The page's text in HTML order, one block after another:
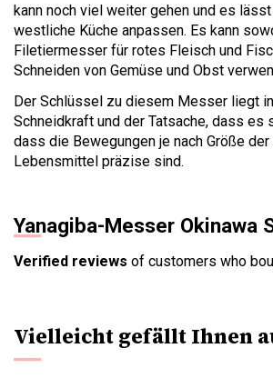
kann noch viel weiter gehen und es
westliche Küche anpassen. Es kann
Filetiermesser für rotes Fleisch und
Schneiden von Gemüse und Obst
Der Schlüssel zu diesem Messer liegt
Schneidkraft und der Tatsache, dass es
dass die Bewegungen je nach Größe
Lebensmittel präzise sind.
Yanagiba-Messer Okinawa
Verified reviews of customers who
Vielleicht gefällt Ihnen